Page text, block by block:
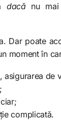
dacănu mai
Dar poate
moment în
de
complicată.